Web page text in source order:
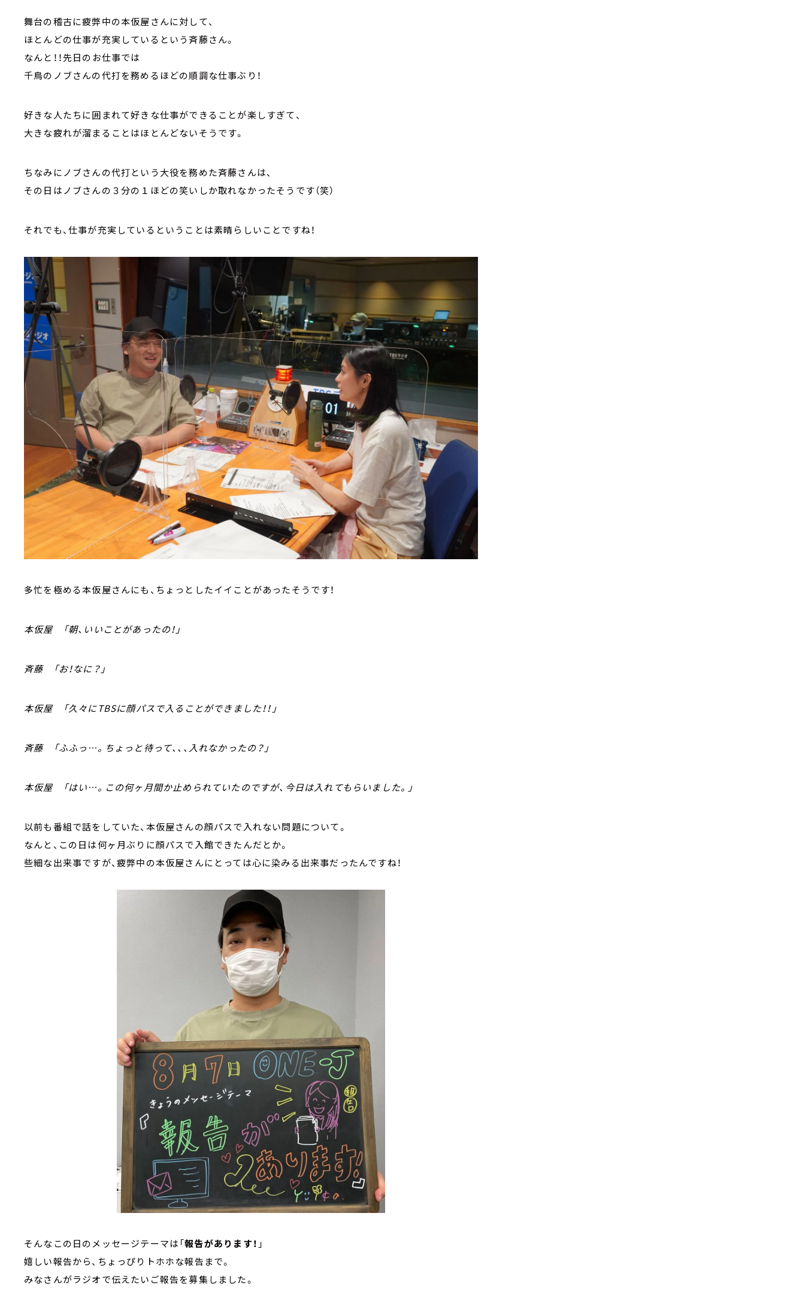
舞台の稽古に疲弊中の本仮屋さんに対して、
ほとんどの仕事が充実しているという斉藤さん。
なんと！！先日のお仕事では
千鳥のノブさんの代打を務めるほどの順調な仕事ぶり！
好きな人たちに囲まれて好きな仕事ができることが楽しすぎて、
大きな疲れが溜まることはほとんどないそうです。
ちなみにノブさんの代打という大役を務めた斉藤さんは、
その日はノブさんの３分の１ほどの笑いしか取れなかったそうです（笑）
それでも、仕事が充実しているということは素晴らしいことですね！
多忙を極める本仮屋さんにも、ちょっとしたイイことがあったそうです！
本仮屋 「朝、いいことがあったの！」
斉藤 「お！なに？」
本仮屋 「久々にTBSに顔パスで入ることができました！！」
斉藤 「ふふっ…。ちょっと待って、、、入れなかったの？」
本仮屋 「はい…。この何ヶ月間か止められていたのですが、今日は入れてもらいました。」
以前も番組で話をしていた、本仮屋さんの顔パスで入れない問題について。
なんと、この日は何ヶ月ぶりに顔パスで入館できたんだとか。
些細な出来事ですが、疲弊中の本仮屋さんにとっては心に染みる出来事だったんですね！
そんなこの日のメッセージテーマは「報告があります！ 」
嬉しい報告から、ちょっぴりトホホな報告まで。
みなさんがラジオで伝えたいご報告を募集しました。